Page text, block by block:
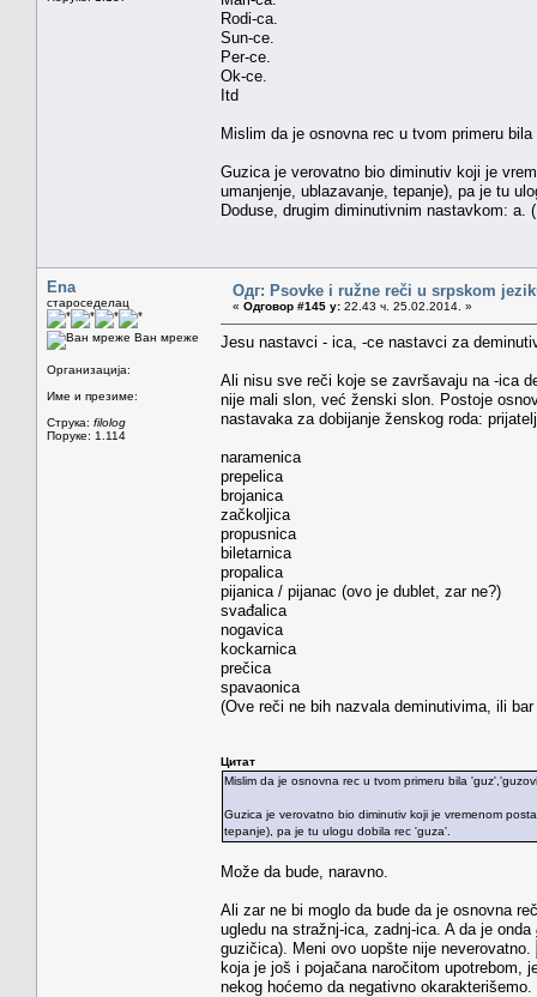
Rodi-ca.
Sun-ce.
Per-ce.
Ok-ce.
Itd
Mislim da je osnovna rec u tvom primeru
Guzica je verovatno bio diminutiv koji je
umanjenje, ublazavanje, tepanje), pa je tu
Doduse, drugim diminutivnim nastavkom: a.
Ena
староседелац
Ван мреже
Организација:
Име и презиме:
Струка: filolog
Поруке: 1.114
Одг: Psovke i ružne reči u srpskom
« Одговор #145 у: 22.43 ч. 25.02.2014. »
Jesu nastavci - ica, -ce nastavci za
Ali nisu sve reči koje se završavaju na -ica
nije mali slon, već ženski slon. Postoje
nastavaka za dobijanje ženskog roda:
naramenica
prepelica
brojanica
začkoljica
propusnica
biletarnica
propalica
pijanica / pijanac (ovo je dublet, zar ne?)
svađalica
nogavica
kockarnica
prečica
spavaonica
(Ove reči ne bih nazvala deminutivima, ili
Цитат
Mislim da je osnovna rec u tvom primeru bila
Guzica je verovatno bio diminutiv koji je vremenom
tepanje), pa je tu ulogu dobila rec 'guza'.
Može da bude, naravno.
Ali zar ne bi moglo da bude da je osnovna
ugledu na stražnj-ica, zadnj-ica. A da je onda
guzičica). Meni ovo uopšte nije neverovatno.
koja je još i pojačana naročitom upotrebom,
nekog hoćemo da negativno okarakterišemo.